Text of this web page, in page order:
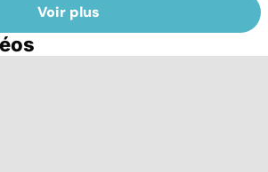
Voir plus